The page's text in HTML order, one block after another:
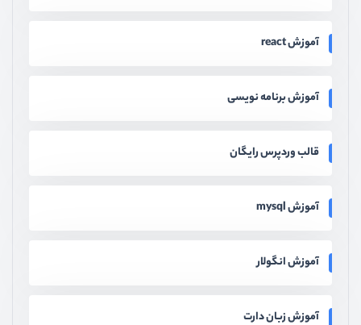
آموزش react
آموزش برنامه نویسی
قالب وردپرس رایگان
آموزش mysql
آموزش انگولار
آموزش زبان دارت